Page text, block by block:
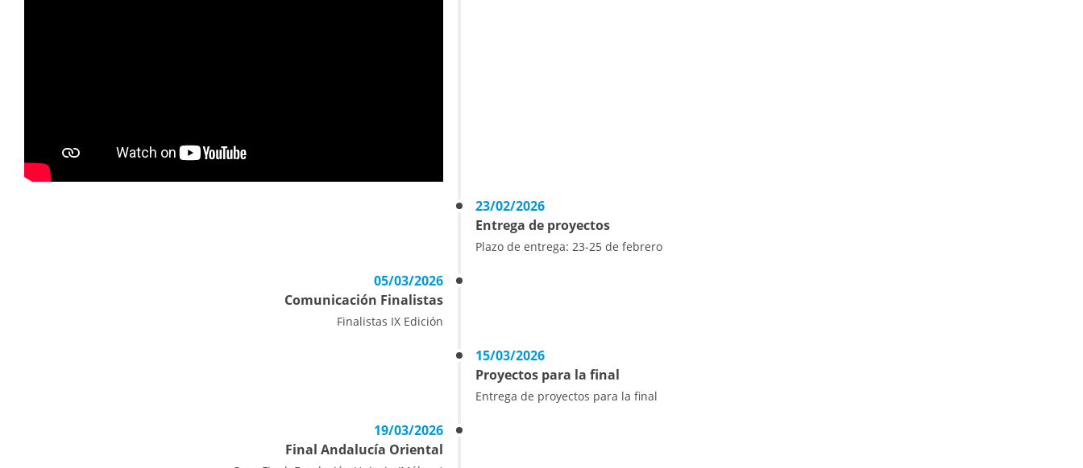
23/02/2026
Entrega de proyectos
Plazo de entrega: 23-25 de febrero
05/03/2026
Comunicación Finalistas
Finalistas IX Edición
15/03/2026
Proyectos para la final
Entrega de proyectos para la final
19/03/2026
Final Andalucía Oriental